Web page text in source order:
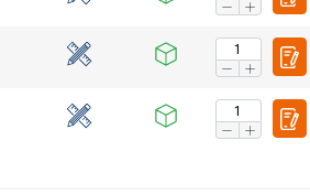
delar också
som kan
samlat in från din